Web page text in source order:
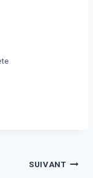
SUIVANT